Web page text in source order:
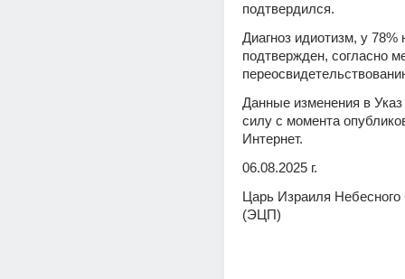
подтвердился.
Диагноз идиотизм, у
подтвержден, согласно
Данные изменения в
силу с момента
Интернет.
06.08.2025 г.
Царь Израиля Небесного
(ЭЦП)